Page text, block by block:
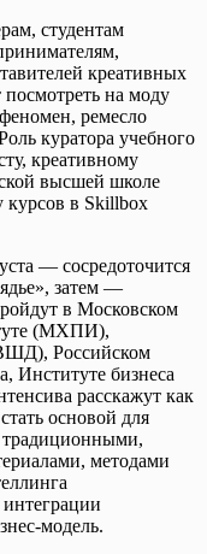
студентам
креативных
посмотреть на моду
ремесло
куратора учебного
креативному
высшей школе
в Skillbox
— сосредоточится
затем —
в Московском
(МХПИ),
Российском
Институте бизнеса
расскажут как
основой для
традиционными,
методами
модель.